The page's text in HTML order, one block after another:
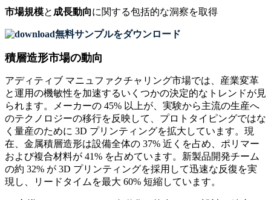
市場規模と成長動向に関する包括的な洞察を取得
無料サンプルをダウンロード
積層造形市場の動向
アディティブ マニュファクチャリング市場では、産業変革
と運用の機敏性を加速するいくつかの決定的なトレンドが見
られます。メーカーの 45% 以上が、実験から主流の生産へ
のテクノロジーの移行を反映して、プロトタイピングではな
く量産のために 3D プリンティングを拡大しています。現
在、金属積層造形は設備全体の 37% 近くを占め、ポリマー
および複合材料が 41% を占めています。新製品開発チーム
の約 32% が 3D プリンティングを採用して迅速な反復を実
現し、リードタイムを最大 60% 短縮しています。